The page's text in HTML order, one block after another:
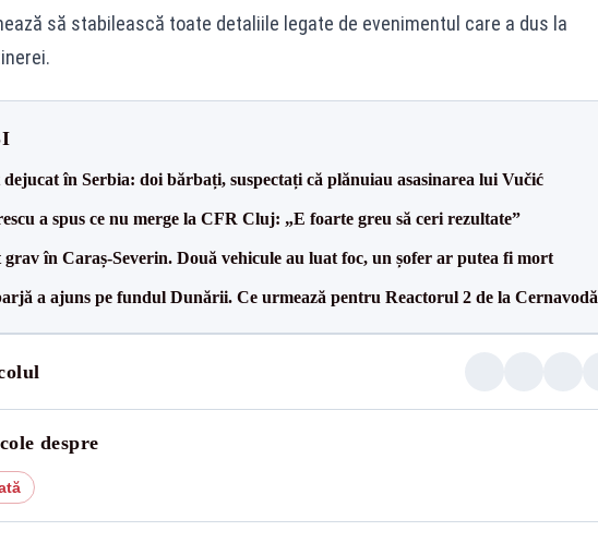
să stabilească toate detaliile legate de evenimentul care a dus la
în Serbia: doi bărbați, suspectați că plănuiau asasinarea lui Vučić
a spus ce nu merge la CFR Cluj: „E foarte greu să ceri rezultate”
în Caraș-Severin. Două vehicule au luat foc, un șofer ar putea fi mort
a ajuns pe fundul Dunării. Ce urmează pentru Reactorul 2 de la Cernavodă
despre